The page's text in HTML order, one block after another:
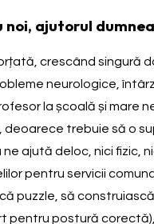
noi, ajutorul
crescând singură
neurologice,
la școală și mare
deoarece trebuie să o
ajută deloc, nici fizic,
pentru servicii
puzzle, să
pentru postură